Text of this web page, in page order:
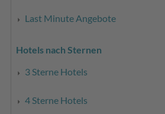
Last Minute Angebote
Hotels nach Sternen
3 Sterne Hotels
4 Sterne Hotels